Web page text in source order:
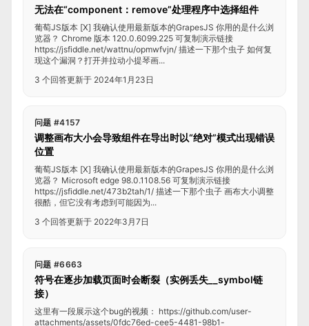
无法在“component：remove”处理程序中选择组件
葡萄JS版本 [X] 我确认使用最新版本的GrapesJS 你用的是什么浏
览器？ Chrome 版本 120.0.6099.225 可复制演示链接
https://jsfiddle.net/wattnu/opmwfvjn/ 描述一下那个虫子 如何复
现这个漏洞？打开并拉动小提琴画...
3 个回答更新于 2024年1月23日
问题 #4157
调整画布大小会导致组件在导出时以“绝对”模式出现错误
位置
葡萄JS版本 [X] 我确认使用最新版本的GrapesJS 你用的是什么浏
览器？ Microsoft edge 98.0.1108.56 可复制演示链接
https://jsfiddle.net/473b2tah/1/ 描述一下那个虫子 画布大小调整
很酷，但它没有考虑到可能因为...
3 个回答更新于 2022年3月7日
问题 #6663
符号在逐步加载页面时会断裂（实例丢失__symbol链
接）
这里有一段展示这个bug的视频： https://github.com/user-
attachments/assets/0fdc76ed-cee5-4481-98b1-